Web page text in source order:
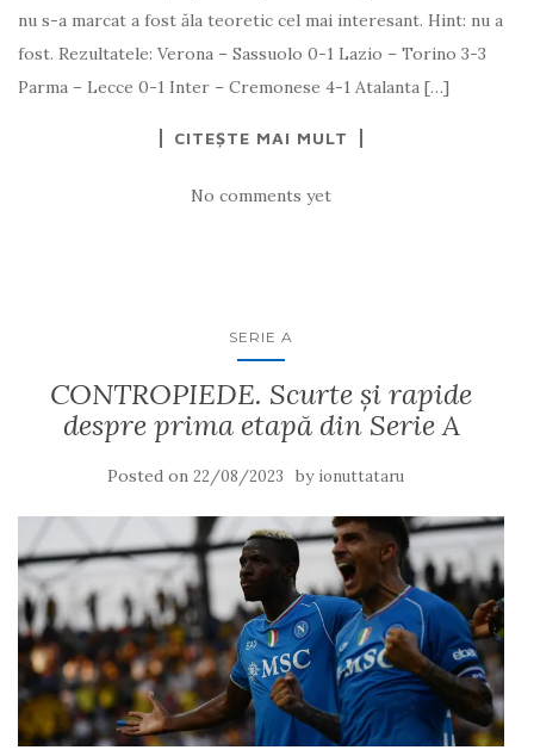
nu s-a marcat a fost ăla teoretic cel mai interesant. Hint: nu a
fost. Rezultatele: Verona – Sassuolo 0-1 Lazio – Torino 3-3
Parma – Lecce 0-1 Inter – Cremonese 4-1 Atalanta […]
CITEȘTE MAI MULT
No comments yet
SERIE A
CONTROPIEDE. Scurte și rapide
despre prima etapă din Serie A
Posted on 22/08/2023 by ionuttataru